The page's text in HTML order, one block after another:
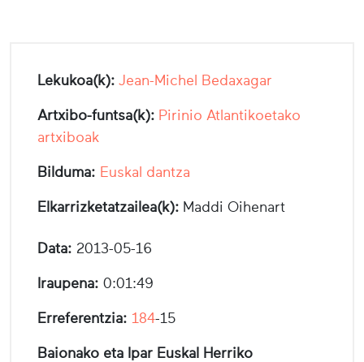
Lekukoa(k): Jean-Michel Bedaxagar
Artxibo-funtsa(k): Pirinio Atlantikoetako
artxiboak
Bilduma: Euskal dantza
Elkarrizketatzailea(k): Maddi Oihenart
Data: 2013-05-16
Iraupena: 0:01:49
Erreferentzia: 184-15
Baionako eta Ipar Euskal Herriko